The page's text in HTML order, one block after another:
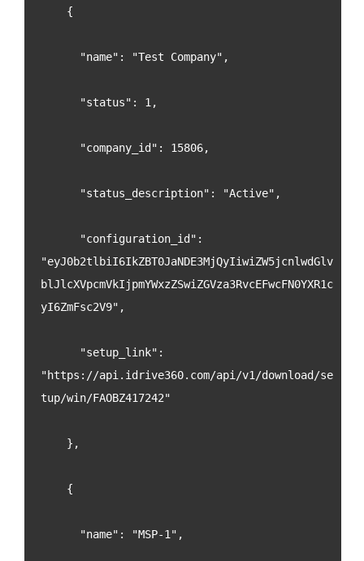
    {
      "name": "Test Company",
      "status": 1,
      "company_id": 15806,
      "status_description": "Active",
"eyJ0b2tlbiI6IkZBT0JaNDE3MjQyIiwiZW5jcnlwdGlv
blJlcXVpcmVkIjpmYWxzZSwiZGVza3RvcEFwcFN0YXR1c
yI6ZmFsc2V9",
"https://api.idrive360.com/api/v1/download/se
tup/win/FAOBZ417242"
    },
    {
      "name": "MSP-1",